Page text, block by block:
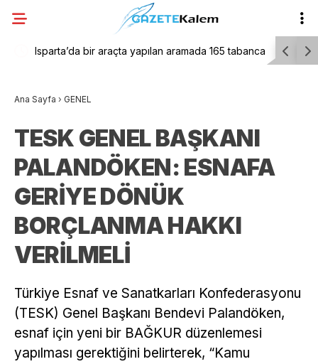
Isparta’da bir araçta yapılan aramada 165 tabanca Ekrem
Ana Sayfa › GENEL
TESK GENEL BAŞKANI
PALANDÖKEN: ESNAFA
GERİYE DÖNÜK
BORÇLANMA HAKKI
VERİLMELİ
Türkiye Esnaf ve Sanatkarları Konfederasyonu
(TESK) Genel Başkanı Bendevi Palandöken,
esnaf için yeni bir BAĞKUR düzenlemesi
yapılması gerektiğini belirterek, “Kamu